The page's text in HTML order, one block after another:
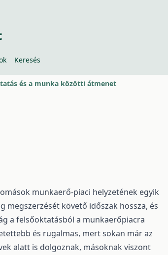
Keresés
és a munka közötti átmenet
munkaerő-piaci helyzetének egyik
megszerzését követő időszak hossza, és
a felsőoktatásból a munkaerőpiacra
és rugalmas, mert sokan már az
alatt is dolgoznak, másoknak viszont